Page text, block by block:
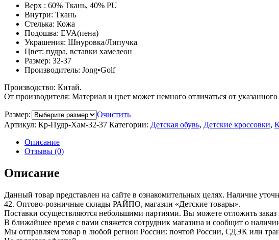
Верх : 60% Ткань, 40% PU
Внутри: Ткань
Стелька: Кожа
Подошва: EVA(пена)
Украшения: Шнуровка/Липучка
Цвет: пудра, вставки хамелеон
Размер: 32-37
Производитель: Jong•Golf
Производство: Китай.
От производителя: Материал и цвет может немного отличаться от
Размер:
Очистить
Артикул: Кр-Пудр-Хам-32-37 Категории: Детская обувь, Детские кроссовки,
Описание
Отзывы (0)
Описание
Данный товар представлен на сайте в ознакомительных целях. Наличие
42. Оптово-розничные склады РАЙПО, магазин «Детские товары».
Поставки осуществляются небольшими партиями. Вы можете отложить
В ближайшее время с вами свяжется сотрудник магазина и сообщит о
Мы отправляем товар в любой регион России: почтой России, СДЭК или